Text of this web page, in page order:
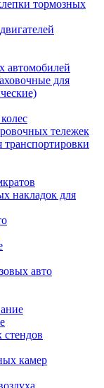
тормозных
автомобилей
для
тележек
транспортировки
накладок для
авто
стендов
камер